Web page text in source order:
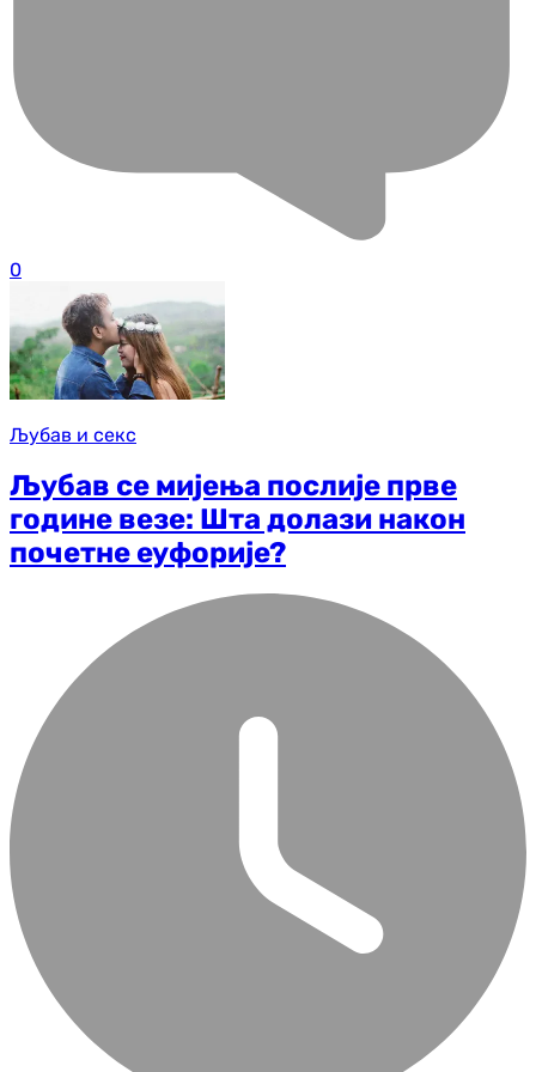
0
Љубав и секс
Љубав се мијења послије прве
године везе: Шта долази након
почетне еуфорије?